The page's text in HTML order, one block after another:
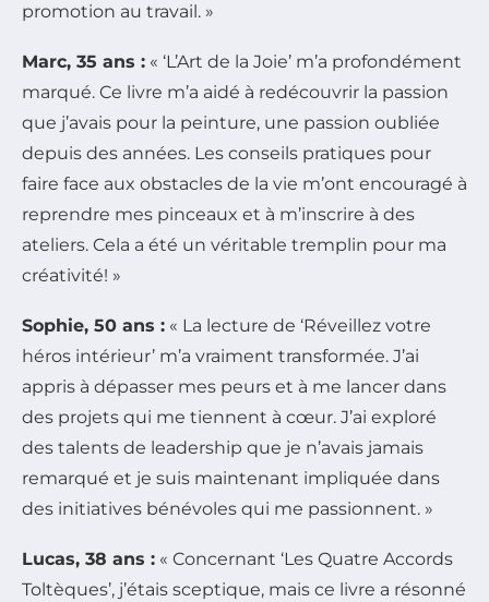
promotion au travail. »
Marc, 35 ans : « ‘L’Art de la Joie’ m’a profondément
marqué. Ce livre m’a aidé à redécouvrir la passion
que j’avais pour la peinture, une passion oubliée
depuis des années. Les conseils pratiques pour
faire face aux obstacles de la vie m’ont encouragé à
reprendre mes pinceaux et à m’inscrire à des
ateliers. Cela a été un véritable tremplin pour ma
créativité! »
Sophie, 50 ans : « La lecture de ‘Réveillez votre
héros intérieur’ m’a vraiment transformée. J’ai
appris à dépasser mes peurs et à me lancer dans
des projets qui me tiennent à cœur. J’ai exploré
des talents de leadership que je n’avais jamais
remarqué et je suis maintenant impliquée dans
des initiatives bénévoles qui me passionnent. »
Lucas, 38 ans : « Concernant ‘Les Quatre Accords
Toltèques’, j’étais sceptique, mais ce livre a résonné